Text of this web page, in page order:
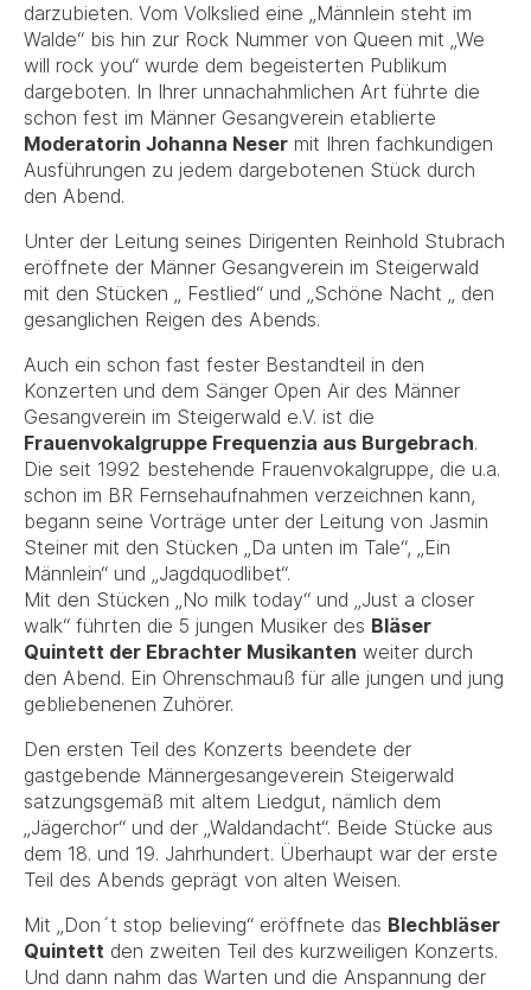
darzubieten. Vom Volkslied eine „Männlein steht im
Walde“ bis hin zur Rock Nummer von Queen mit „We
will rock you“ wurde dem begeisterten Publikum
dargeboten. In Ihrer unnachahmlichen Art führte die
schon fest im Männer Gesangverein etablierte
Moderatorin Johanna Neser mit Ihren fachkundigen
Ausführungen zu jedem dargebotenen Stück durch
den Abend.
Unter der Leitung seines Dirigenten Reinhold Stubrach
eröffnete der Männer Gesangverein im Steigerwald
mit den Stücken „ Festlied“ und „Schöne Nacht „ den
gesanglichen Reigen des Abends.
Auch ein schon fast fester Bestandteil in den
Konzerten und dem Sänger Open Air des Männer
Gesangverein im Steigerwald e.V. ist die
Frauenvokalgruppe Frequenzia aus Burgebrach.
Die seit 1992 bestehende Frauenvokalgruppe, die u.a.
schon im BR Fernsehaufnahmen verzeichnen kann,
begann seine Vorträge unter der Leitung von Jasmin
Steiner mit den Stücken „Da unten im Tale“, „Ein
Männlein“ und „Jagdquodlibet“.
Mit den Stücken „No milk today“ und „Just a closer
walk“ führten die 5 jungen Musiker des Bläser
Quintett der Ebrachter Musikanten weiter durch
den Abend. Ein Ohrenschmauß für alle jungen und jung
gebliebenenen Zuhörer.
Den ersten Teil des Konzerts beendete der
gastgebende Männergesangeverein Steigerwald
satzungsgemäß mit altem Liedgut, nämlich dem
„Jägerchor“ und der „Waldandacht“. Beide Stücke aus
dem 18. und 19. Jahrhundert. Überhaupt war der erste
Teil des Abends geprägt von alten Weisen.
Mit „Don´t stop believing“ eröffnete das Blechbläser
Quintett den zweiten Teil des kurzweiligen Konzerts.
Und dann nahm das Warten und die Anspannung der